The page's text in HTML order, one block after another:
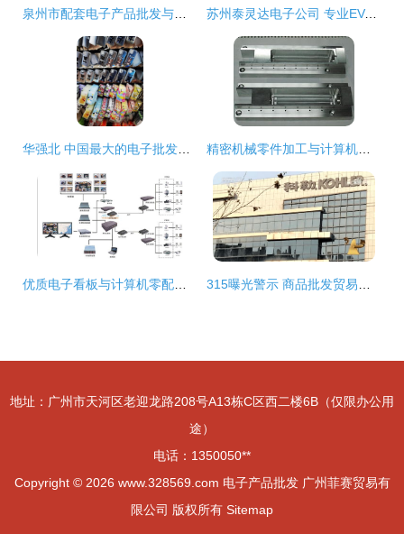
苏州泰灵达电子公司 专业EVA塑料制品批发服务
地址：广州市天河区老迎龙路208号A13栋C区西二楼6B（仅限办公用
途）
电话：1350050**
Copyright © 2026 www.328569.com 电子产品批发 广州菲赛贸易有
限公司 版权所有 Sitemap